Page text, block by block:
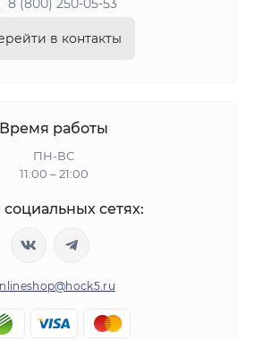
8 (800) 250-05-53
в контакты
Время работы
ПН-ВС
11:00 – 21:00
сетях: